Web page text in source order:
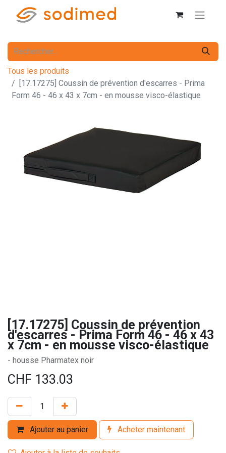
Tous les produits
[17.17275] Coussin de prévention d'escarres - Prima
Form 46 - 46 x 43 x 7cm - en mousse visco-élastique
[17.17275] Coussin de prévention
d'escarres - Prima Form 46 - 46 x 43
x 7cm - en mousse visco-élastique
- housse Pharmatex noir
CHF 133.03
Ajouter au panier Acheter maintenant